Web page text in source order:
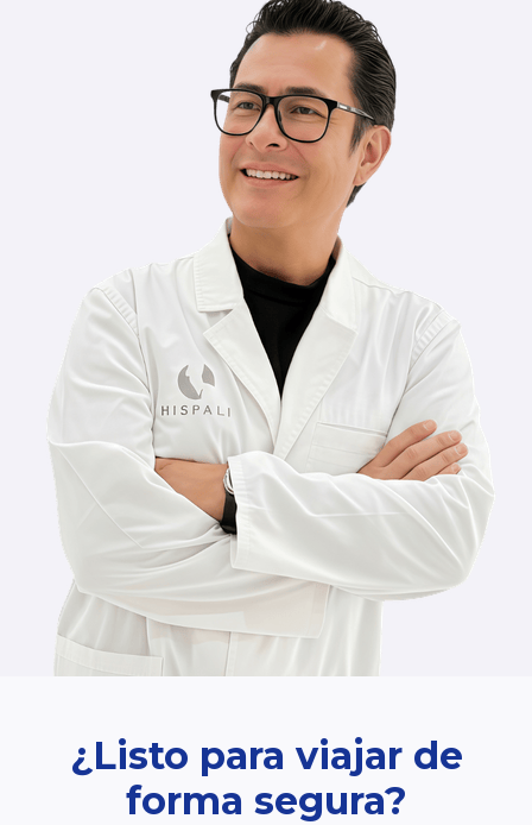
¿Listo para viajar de
forma segura?